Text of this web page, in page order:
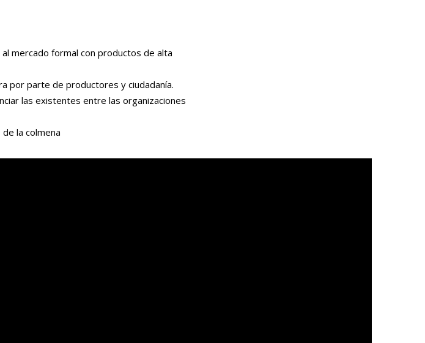
mercado formal con productos de alta
por parte de productores y ciudadanía.
las existentes entre las organizaciones
la colmena